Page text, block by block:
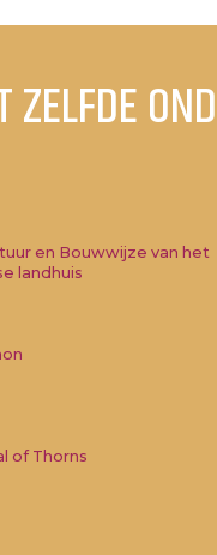
ZELFDE
en Bouwwijze van het
landhuis
of Thorns